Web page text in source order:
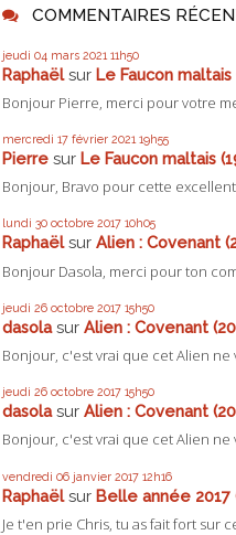
COMMENTAIRES
jeudi 04 mars 2021 11h50
Raphaëlsur Le Faucon maltais
Bonjour Pierre, merci pour votre
mercredi 17 février 2021 19h55
Pierre sur Le Faucon maltais
Bonjour, Bravo pour cette
lundi 30 octobre 2017 10h05
Raphaëlsur Alien : Covenant
Bonjour Dasola, merci pour ton
jeudi 26 octobre 2017 15h50
dasolasur Alien : Covenant
Bonjour, c'est vrai que cet Alien ne
jeudi 26 octobre 2017 15h50
dasolasur Alien : Covenant
Bonjour, c'est vrai que cet Alien ne
vendredi 06 janvier 2017 12h16
Raphaëlsur Belle année
Je t'en prie Chris, tu as fait fort sur